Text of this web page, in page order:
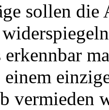
sollen die
erkennbar
vermieden